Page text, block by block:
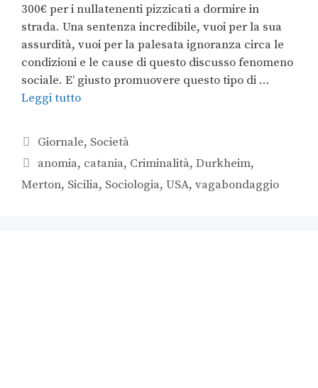
300€ per i nullatenenti pizzicati a dormire in
strada. Una sentenza incredibile, vuoi per la sua
assurdità, vuoi per la palesata ignoranza circa le
condizioni e le cause di questo discusso fenomeno
sociale. E’ giusto promuovere questo tipo di …
Leggi tutto
Giornale, Società
anomia, catania, Criminalità,Durkheim,
Merton, Sicilia, Sociologia, USA, vagabondaggio